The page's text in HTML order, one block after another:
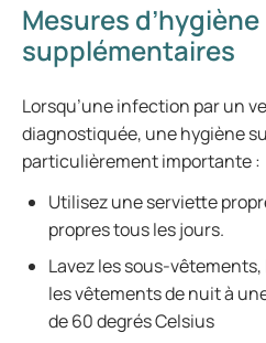
Mesures d’hygiène
supplémentaires
Lorsqu’une infection par un
diagnostiquée, une hygiène
particulièrement importante :
Utilisez une serviette
propres tous les jours.
Lavez les sous-
les vêtements de nuit à
de 60 degrés Celsius